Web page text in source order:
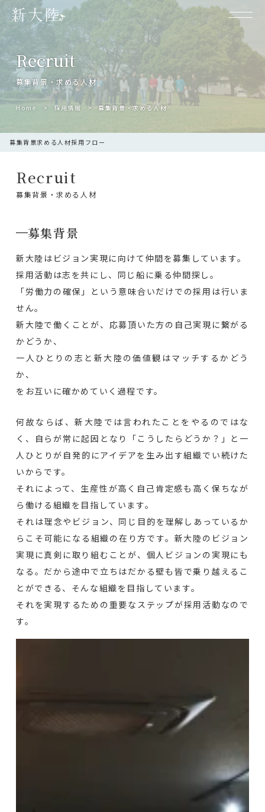
Recruit
募集背景・求める人材
Home 採用情報 募集背景・求める人材
募集背景求める人材採用フロー
Recruit
募集背景・求める人材
募集背景
新大陸はビジョン実現に向けて仲間を募集しています。
採用活動は志を共にし、同じ船に乗る仲間探し。
「労働力の確保」という意味合いだけでの採用は行いま
せん。
新大陸で働くことが、応募頂いた方の自己実現に繋がる
かどうか、
一人ひとりの志と新大陸の価値観はマッチするかどう
か、
をお互いに確かめていく過程です。
何故ならば、新大陸では言われたことをやるのではな
く、自らが常に起因となり「こうしたらどうか？」と一
人ひとりが自発的にアイデアを生み出す組織でい続けた
いからです。
それによって、生産性が高く自己肯定感も高く保ちなが
ら働ける組織を目指しています。
それは理念やビジョン、同じ目的を理解しあっているか
らこそ可能になる組織の在り方です。新大陸のビジョン
実現に真剣に取り組むことが、個人ビジョンの実現にも
なる。だから途中で立ちはだかる壁も皆で乗り越えるこ
とができる、そんな組織を目指しています。
それを実現するための重要なステップが採用活動なので
す。